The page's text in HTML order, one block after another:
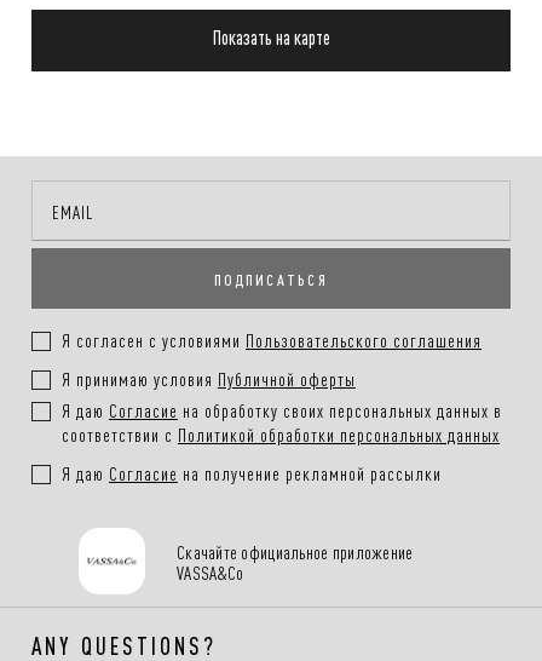
Показать на карте
ПОДПИСАТЬСЯ
Я согласен с условиями Пользовательского соглашения
Я принимаю условия Публичной оферты
Я даю Согласие на обработку своих персональных данных в
соответствии с Политикой обработки персональных данных
Я даю Согласие на получение рекламной рассылки
Скачайте официальное приложение
VASSA&Co
ANY QUESTIONS?